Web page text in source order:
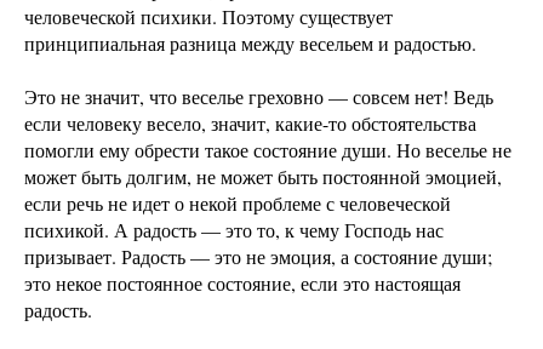
человеческой психики. Поэтому существует
принципиальная разница между весельем и радостью.
Это не значит, что веселье греховно — совсем нет! Ведь
если человеку весело, значит, какие-то обстоятельства
помогли ему обрести такое состояние души. Но веселье не
может быть долгим, не может быть постоянной эмоцией,
если речь не идет о некой проблеме с человеческой
психикой. А радость — это то, к чему Господь нас
призывает. Радость — это не эмоция, а состояние души;
это некое постоянное состояние, если это настоящая
радость.